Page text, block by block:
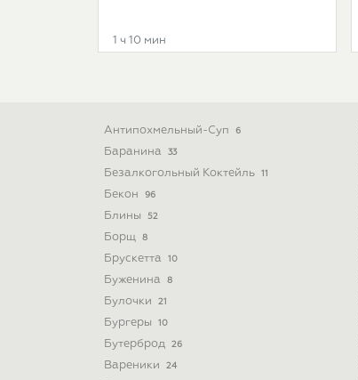
1 ч 10 мин
Антипохмельный-Суп 6
Баранина 33
Безалкогольный Коктейль 11
Бекон 96
Блины 52
Борщ 8
Брускетта 10
Буженина 8
Булочки 21
Бургеры 10
Бутерброд 26
Вареники 24